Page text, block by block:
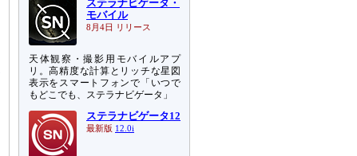
ステラナビゲータ・
モバイル
8月4日 リリース
天体観察・撮影用モバイルアプ
リ。高精度な計算とリッチな星図
表示をスマートフォンで「いつで
もどこでも、ステラナビゲータ」
ステラナビゲータ12
最新版 12.0i